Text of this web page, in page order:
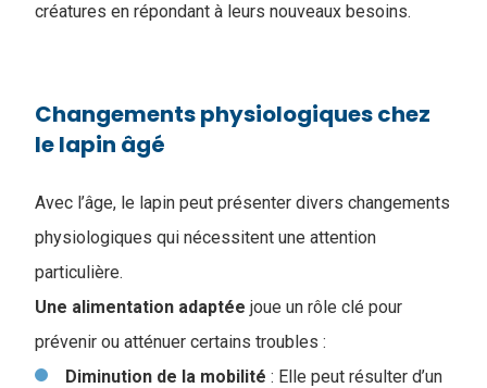
créatures en répondant à leurs nouveaux besoins.
Changements physiologiques chez
le lapin âgé
Avec l’âge, le lapin peut présenter divers changements
physiologiques qui nécessitent une attention
particulière.
Une alimentation adaptée joue un rôle clé pour
prévenir ou atténuer certains troubles :
Diminution de la mobilité : Elle peut résulter d’un